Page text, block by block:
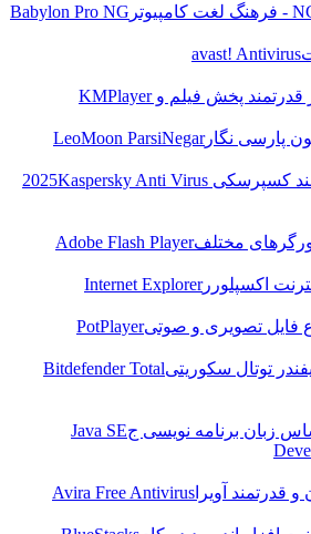
Babylon Pro NG
avast! Antivirus
قدرتمند پخش فیلم وKMPlayer
پارسی نگارLeoMoon ParsiNegar
کسپرسکی 2025 Kaspersky Anti Virus
مختلفAdobe Flash Player
اکسپلوررInternet Explorer
فایل تصویری و صوتیPotPlayer
توتال سکوریتیBitdefender Total
زبان برنامه نویسی جJava SE
قدرتمند آویرا Avira Free Antivirus